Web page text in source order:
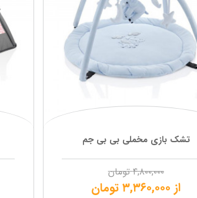
تشک بازی مخملی بی بی جم
۴,۸۰۰,۰۰۰ تومان
از ۳,۳۶۰,۰۰۰تومان